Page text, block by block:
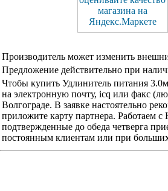
Производитель может изменить
Предложение действительно при
Чтобы купить Удлинитель питания
на электронную почту, icq или факс
Волгограде. В заявке настоятельно
приложите карту партнера. Работаем
подтвержденные до обеда четверга
постоянным клиентам или при